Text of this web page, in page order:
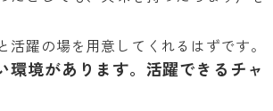
躍の場を用意してくれるはずです。
環境があります。活躍できるチャ